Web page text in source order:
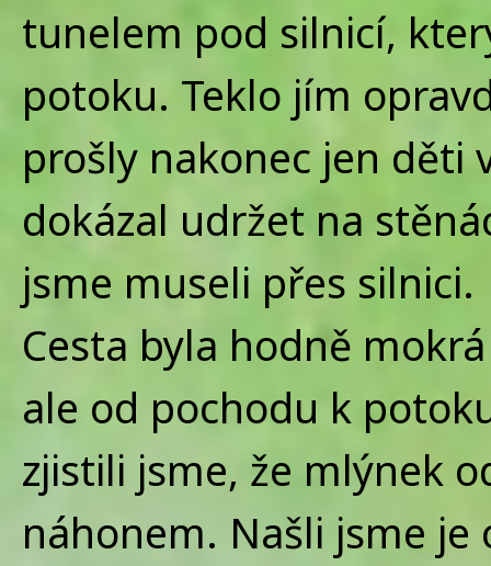
tunelem pod silnicí,
potoku. Teklo jím
prošly nakonec jen děti
dokázal udržet na
jsme museli přes silnici.
Cesta byla hodně
ale od pochodu k
zjistili jsme, že mlýnek
náhonem. Našli jsme